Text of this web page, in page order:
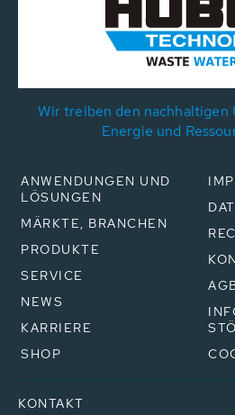
Wir treiben den nachhaltigen
Energie und
ANWENDUNGEN UND
LÖSUNGEN
MÄRKTE, BRANCHEN
PRODUKTE
SERVICE
NEWS
KARRIERE
SHOP
KONTAKT